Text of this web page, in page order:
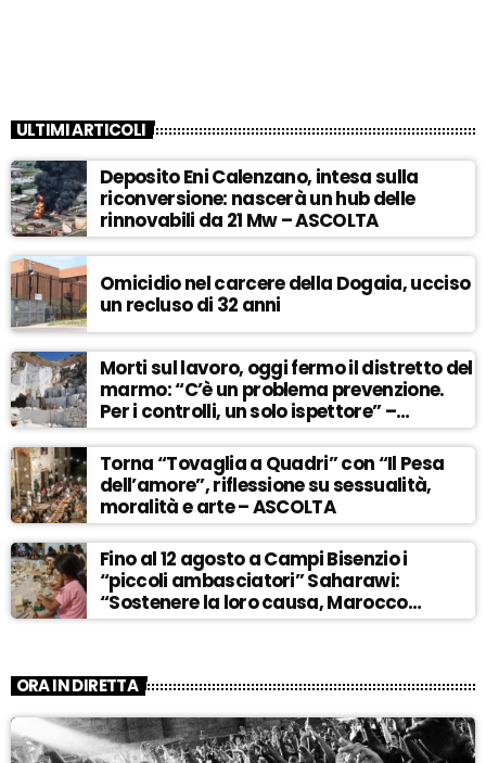
ULTIMI ARTICOLI
Deposito Eni Calenzano, intesa sulla
riconversione: nascerà un hub delle
rinnovabili da 21 Mw – ASCOLTA
Omicidio nel carcere della Dogaia, ucciso
un recluso di 32 anni
Morti sul lavoro, oggi fermo il distretto del
marmo: “C’è un problema prevenzione.
Per i controlli, un solo ispettore” –
ASCOLTA
Torna “Tovaglia a Quadri” con “Il Pesa
dell’amore”, riflessione su sessualità,
moralità e arte – ASCOLTA
Fino al 12 agosto a Campi Bisenzio i
“piccoli ambasciatori” Saharawi:
“Sostenere la loro causa, Marocco
sempre più invadente” – ASCOLTA
ORA IN DIRETTA